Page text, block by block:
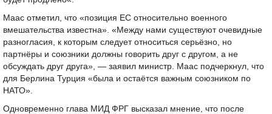
Маас отметил, что «позиция ЕС относительно военного
вмешательства известна». «Между нами существуют очевидные
разногласия, к которым следует относиться серьёзно, но
партнёры и союзники должны говорить друг с другом, а не
обсуждать друг друга», — заявил министр. Маас подчеркнул, что
для Берлина Турция «была и остаётся важным союзником по
НАТО».
Одновременно глава МИД ФРГ высказал мнение, что после